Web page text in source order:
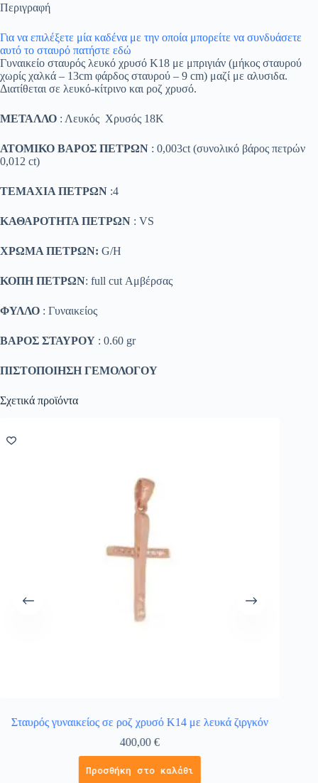
Περιγραφή
Για να επιλέξετε μία καδένα με την οποία μπορείτε να συνδυάσετε
αυτό το σταυρό πατήστε εδώ
Γυναικείο σταυρός λευκό χρυσό Κ18 με μπριγιάν (μήκος σταυρού
χωρίς χαλκά – 13cm φάρδος σταυρού – 9 cm) μαζί με αλυσιδα.
Διατίθεται σε λευκό-κίτρινο και ροζ χρυσό.
ΜΕΤΑΛΛΟ : Λευκός Χρυσός 18K
ΑΤΟΜΙΚΟ ΒΑΡΟΣ ΠΕΤΡΩΝ : 0,003ct (συνολικό βάρος πετρών
0,012 ct)
ΤΕΜΑΧΙΑ ΠΕΤΡΩΝ :4
ΚΑΘΑΡΟΤΗΤΑ ΠΕΤΡΩΝ : VS
ΧΡΩΜΑ ΠΕΤΡΩΝ: G/H
ΚΟΠΗ ΠΕΤΡΩΝ: full cut Αμβέρσας
ΦΥΛΛΟ : Γυναικείος
ΒΑΡΟΣ ΣΤΑΥΡΟΥ : 0.60 gr
ΠΙΣΤΟΠΟΙΗΣΗ ΓΕΜΟΛΟΓΟΥ
Σχετικά προϊόντα
Σταυρός γυναικείος σε ροζ χρυσό Κ14 με λευκά ζιργκόν
400,00€
Προσθήκη στο καλάθι